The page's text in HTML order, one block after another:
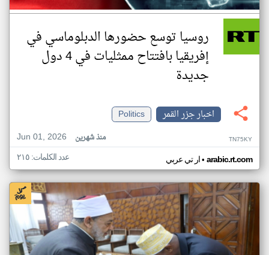
روسيا توسع حضورها الدبلوماسي في
إفريقيا بافتتاح ممثليات في 4 دول
جديدة
اخبار جزر القمر
Politics
Jun 01, 2026
منذ شهرين TN75KY
ار تي عربي• arabic.rt.com عدد الكلمات: ٢١٥